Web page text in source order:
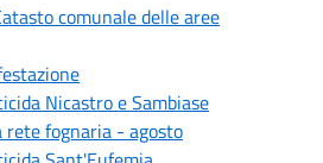
comunale delle aree
Nicastro e Sambiase
rete fognaria - agosto